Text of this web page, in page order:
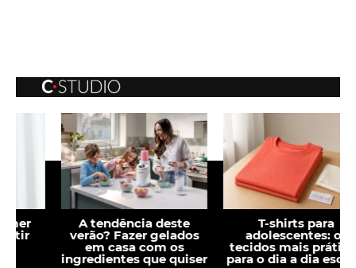
A tendência deste
verão? Fazer gelados
em casa com os
ingredientes que quiser
T-shirts para
adolescentes: os
tecidos mais práticos
para o dia a dia escolar